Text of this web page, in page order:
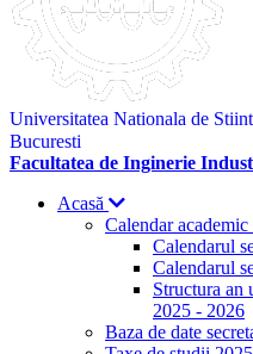
Universitatea Nationala de
Bucuresti
Facultatea de Inginerie
Acasă
Calendar academic
Calendarul
Calendarul
Structura an
2025 - 2026
Baza de date